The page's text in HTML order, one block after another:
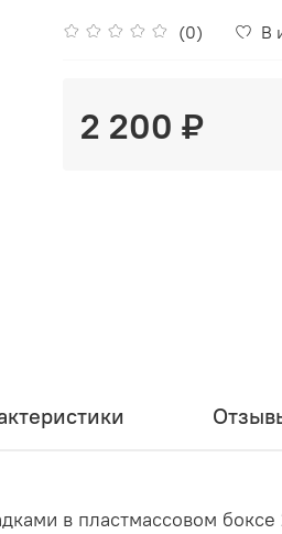
(0) В
2 200 ₽
в пластмассовом